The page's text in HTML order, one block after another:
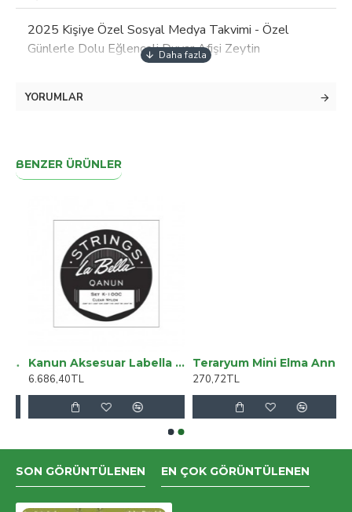
2025 Kişiye Özel Sosyal Medya Takvimi - Özel
Günlerle Dolu Eğlenceli Duvar Afişi Zeytin
YORUMLAR
BENZER ÜRÜNLER
Kanun Aksesuar Labella Takım LB-K100C
6.686,40TL
Teraryum Mini Elma Annem Seni Çok Seviyorum Yazılı Hediye
270,72TL
SON GÖRÜNTÜLENEN EN ÇOK GÖRÜNTÜLENEN